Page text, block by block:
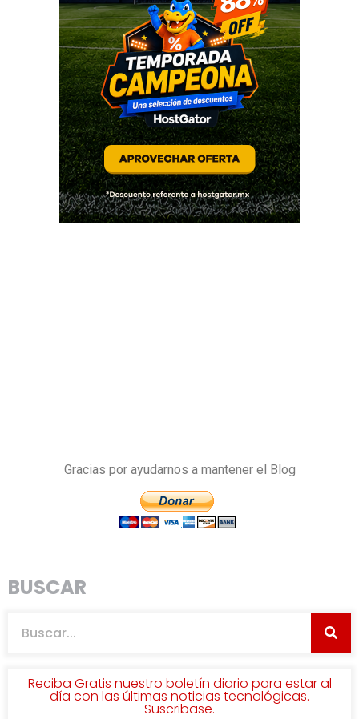
Gracias por ayudarnos a mantener el Blog
BUSCAR
Reciba Gratis nuestro boletín diario para estar al
día con las últimas noticias tecnológicas.
Suscribase.